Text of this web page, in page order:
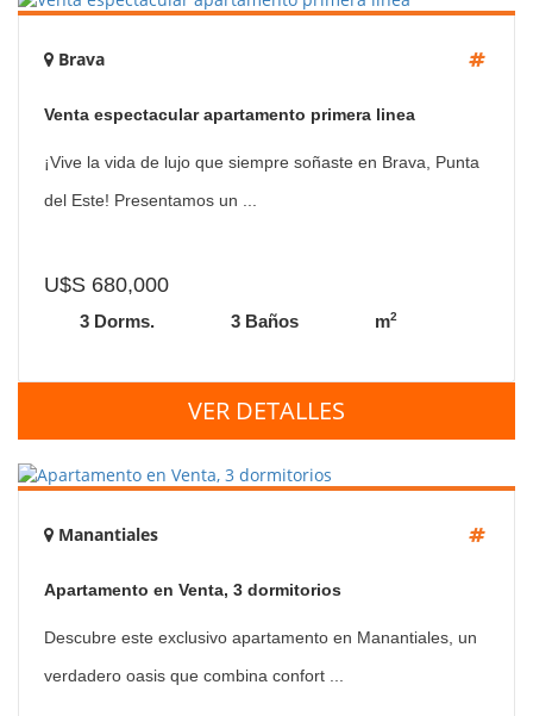
Brava
Venta espectacular apartamento primera linea
¡Vive la vida de lujo que siempre soñaste en Brava, Punta
del Este! Presentamos un ...
U$S 680,000
3 Dorms. 3 Baños m2
VER DETALLES
Manantiales
Apartamento en Venta, 3 dormitorios
Descubre este exclusivo apartamento en Manantiales, un
verdadero oasis que combina confort ...